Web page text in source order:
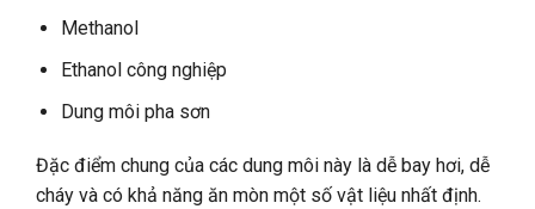
Methanol
Ethanol công nghiệp
Dung môi pha sơn
Đặc điểm chung của các dung môi này là dễ bay hơi, dễ
cháy và có khả năng ăn mòn một số vật liệu nhất định.